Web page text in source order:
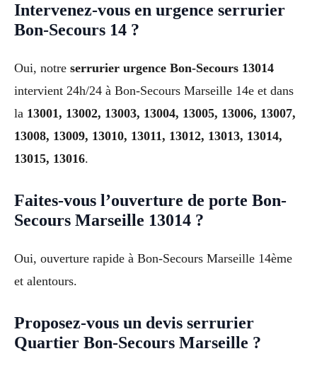
Intervenez-vous en urgence serrurier
Bon-Secours 14 ?
Oui, notre serrurier urgence Bon-Secours 13014
intervient 24h/24 à Bon-Secours Marseille 14e et dans
la 13001, 13002, 13003, 13004, 13005, 13006, 13007,
13008, 13009, 13010, 13011, 13012, 13013, 13014,
13015, 13016.
Faites-vous l’ouverture de porte Bon-
Secours Marseille 13014 ?
Oui, ouverture rapide à Bon-Secours Marseille 14ème
et alentours.
Proposez-vous un devis serrurier
Quartier Bon-Secours Marseille ?